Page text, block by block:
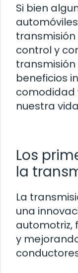
Si bien
control y
beneficios
comodidad
nuestra
Los
la
La
una
automotriz,
y